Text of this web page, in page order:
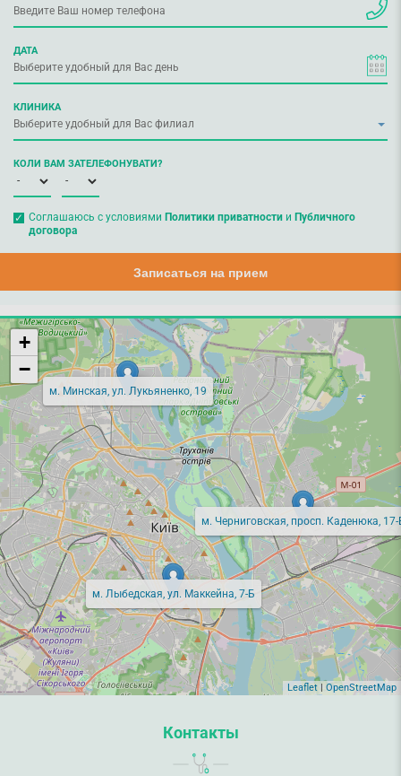
ДАТА
КЛИНИКА
КОЛИ ВАМ ЗАТЕЛЕФОНУВАТИ?
Соглашаюсь с условиями Политики приватностии Публичного
договора
Записаться на прием
м. Минская, ул. Лукьяненко, 19
м. Лыбедская, ул. Маккейна, 7-Б
м. Черниговская, просп. Каденюка, 17-
+
−
Leaflet| OpenStreetMap
Контакты